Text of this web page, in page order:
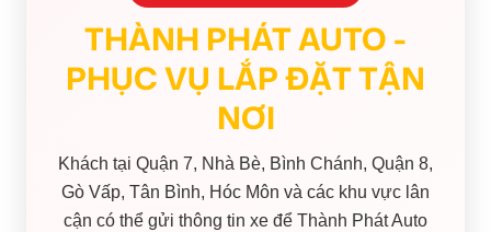
THÀNH PHÁT AUTO -
PHỤC VỤ LẮP ĐẶT TẬN
NƠI
Khách tại Quận 7, Nhà Bè, Bình Chánh, Quận 8,
Gò Vấp, Tân Bình, Hóc Môn và các khu vực lân
cận có thể gửi thông tin xe để Thành Phát Auto